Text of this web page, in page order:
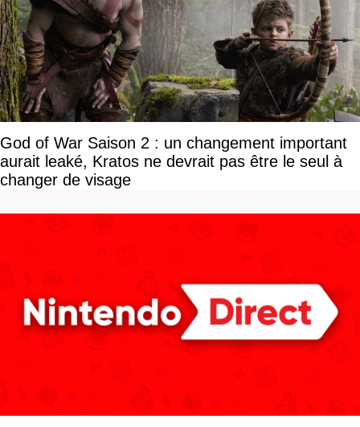
God of War Saison 2 : un changement important
aurait leaké, Kratos ne devrait pas être le seul à
changer de visage